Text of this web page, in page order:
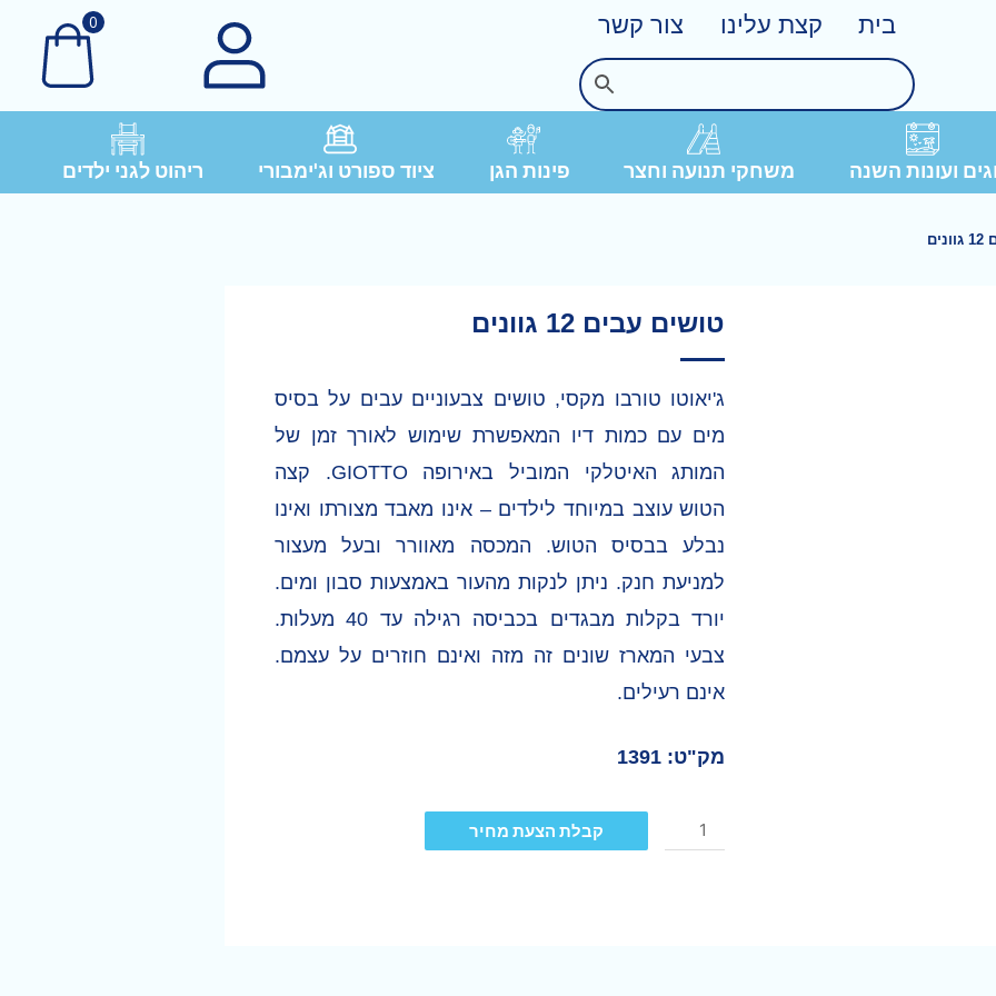
בית קצת עלינו צור קשר 0
ועונות השנה משחקי תנועה וחצר פינות הגן ציוד ספורט וג'ימבורי ריהוט לגני ילדים
טושים עבים 12 גוונים
ג'יאוטו טורבו מקסי, טושים צבעוניים עבים על בסיס
מים עם כמות דיו המאפשרת שימוש לאורך זמן של
המותג האיטלקי המוביל באירופה GIOTTO. קצה
הטוש עוצב במיוחד לילדים – אינו מאבד מצורתו ואינו
נבלע בבסיס הטוש. המכסה מאוורר ובעל מעצור
למניעת חנק. ניתן לנקות מהעור באמצעות סבון ומים.
יורד בקלות מבגדים בכביסה רגילה עד 40 מעלות.
צבעי המארז שונים זה מזה ואינם חוזרים על עצמם.
אינם רעילים.
מק"ט: 1391
קבלת הצעת מחיר